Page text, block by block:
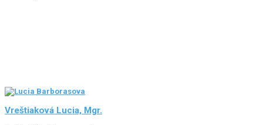
Vreštiaková Lucia, Mgr.